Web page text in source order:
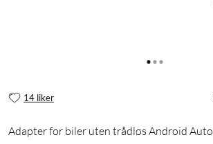
14 liker
Adapter for biler uten trådløs Android Auto